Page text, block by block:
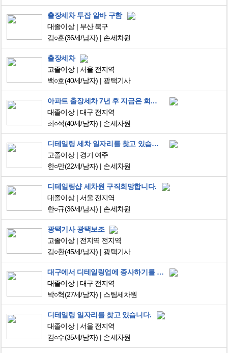
출장세차 투잡 알바 구함
대졸이상
부산 북구
김○훈(36세/남자) 손세차원
출장세차
고졸이상
서울 전지역
백○호(40세/남자) 광택기사
아파트 출장세차 7년 후 지금은 회사 다니며 취미로 디테일링을 즐기다 여기까지 왔습니다
대졸이상
대구 전지역
최○석(40세/남자) 손세차원
디테일링 세차 일자리를 찾고 있습니다
고졸이상
경기 여주
한○만(22세/남자) 손세차원
디테일링샵 세차원 구직희망합니다.
대졸이상
서울 전지역
한○규(36세/남자) 손세차원
광택기사 광택보조
고졸이상
전지역 전지역
김○환(45세/남자) 광택기사
대구에서 디테일링업에 종사하기를 희망합니다.
대졸이상
대구 전지역
박○혁(27세/남자) 스팀세차원
디테일링 일자리를 찾고 있습니다.
대졸이상
서울 전지역
김○수(35세/남자) 손세차원